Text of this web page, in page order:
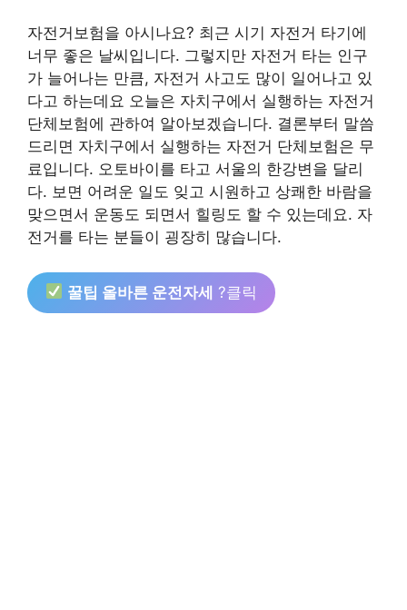
자전거보험을 아시나요? 최근 시기 자전거 타기에
너무 좋은 날씨입니다. 그렇지만 자전거 타는 인구
가 늘어나는 만큼, 자전거 사고도 많이 일어나고 있
다고 하는데요 오늘은 자치구에서 실행하는 자전거
단체보험에 관하여 알아보겠습니다. 결론부터 말씀
드리면 자치구에서 실행하는 자전거 단체보험은 무
료입니다. 오토바이를 타고 서울의 한강변을 달리
다. 보면 어려운 일도 잊고 시원하고 상쾌한 바람을
맞으면서 운동도 되면서 힐링도 할 수 있는데요. 자
전거를 타는 분들이 굉장히 많습니다.
꿀팁 올바른 운전자세 ?클릭